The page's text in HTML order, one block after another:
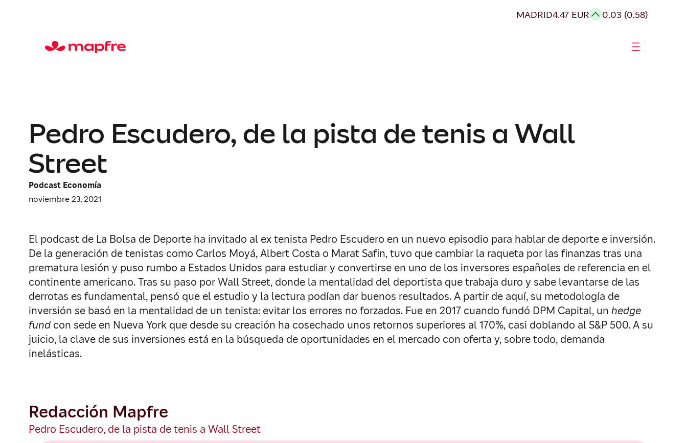
MADRID4.47 EUR 0.03 (0.58)
Pedro Escudero, de la pista de tenis a Wall
Street
Podcast Economía
noviembre 23, 2021
El podcast de La Bolsa de Deporte ha invitado al ex tenista Pedro Escudero en un nuevo episodio para hablar de deporte e inversión.
De la generación de tenistas como Carlos Moyá, Albert Costa o Marat Safin, tuvo que cambiar la raqueta por las finanzas tras una
prematura lesión y puso rumbo a Estados Unidos para estudiar y convertirse en uno de los inversores españoles de referencia en el
continente americano. Tras su paso por Wall Street, donde la mentalidad del deportista que trabaja duro y sabe levantarse de las
derrotas es fundamental, pensó que el estudio y la lectura podían dar buenos resultados. A partir de aquí, su metodología de
inversión se basó en la mentalidad de un tenista: evitar los errores no forzados. Fue en 2017 cuando fundó DPM Capital, un hedge
fund con sede en Nueva York que desde su creación ha cosechado unos retornos superiores al 170%, casi doblando al S&P 500. A su
juicio, la clave de sus inversiones está en la búsqueda de oportunidades en el mercado con oferta y, sobre todo, demanda
inelásticas.
Redacción Mapfre
Pedro Escudero, de la pista de tenis a Wall Street